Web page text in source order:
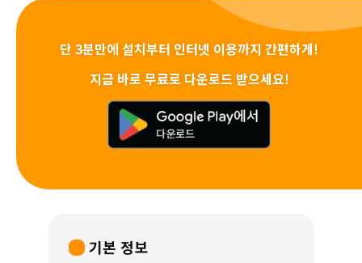
단 3분만에 설치부터 인터넷 이용까지 간편하게!
지금 바로 무료로 다운로드 받으세요!
기본 정보